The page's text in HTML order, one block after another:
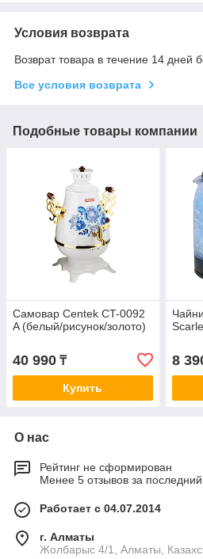
Условия возврата
Возврат товара в течение 14 дней
Все условия возврата
Подобные товары компании
Самовар Centek CT-0092
A (белый/рисунок/золото)
40 990 ₸
Купить
8
О нас
Рейтинг не сформирован
Менее 5 отзывов за последний
Работает с 04.07.2014
г. Алматы
Жолбарыс 4/1, Алматы,